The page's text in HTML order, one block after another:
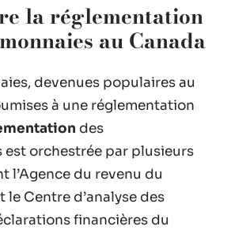
la réglementation
au Canada
devenues populaires au
à une réglementation
des
orchestrée par plusieurs
l’Agence du revenu du
le Centre d’analyse des
financières du